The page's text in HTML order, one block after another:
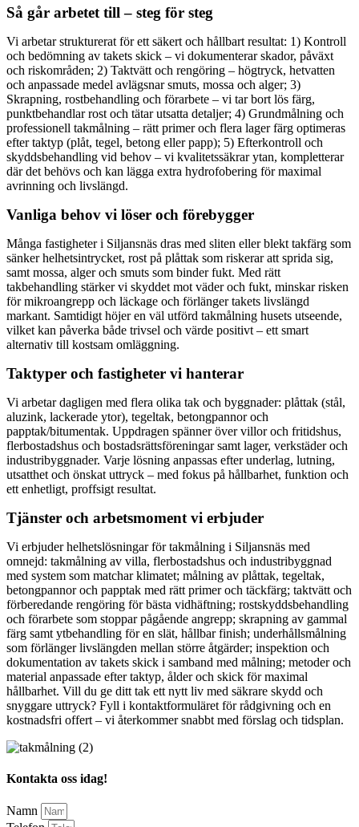
Så går arbetet till – steg för steg
Vi arbetar strukturerat för ett säkert och hållbart resultat: 1) Kontroll
och bedömning av takets skick – vi dokumenterar skador, påväxt
och riskområden; 2) Taktvätt och rengöring – högtryck, hetvatten
och anpassade medel avlägsnar smuts, mossa och alger; 3)
Skrapning, rostbehandling och förarbete – vi tar bort lös färg,
punktbehandlar rost och tätar utsatta detaljer; 4) Grundmålning och
professionell takmålning – rätt primer och flera lager färg optimeras
efter taktyp (plåt, tegel, betong eller papp); 5) Efterkontroll och
skyddsbehandling vid behov – vi kvalitetssäkrar ytan, kompletterar
där det behövs och kan lägga extra hydrofobering för maximal
avrinning och livslängd.
Vanliga behov vi löser och förebygger
Många fastigheter i Siljansnäs dras med sliten eller blekt takfärg som
sänker helhetsintrycket, rost på plåttak som riskerar att sprida sig,
samt mossa, alger och smuts som binder fukt. Med rätt
takbehandling stärker vi skyddet mot väder och fukt, minskar risken
för mikroangrepp och läckage och förlänger takets livslängd
markant. Samtidigt höjer en väl utförd takmålning husets utseende,
vilket kan påverka både trivsel och värde positivt – ett smart
alternativ till kostsam omläggning.
Taktyper och fastigheter vi hanterar
Vi arbetar dagligen med flera olika tak och byggnader: plåttak (stål,
aluzink, lackerade ytor), tegeltak, betongpannor och
papptak/bitumentak. Uppdragen spänner över villor och fritidshus,
flerbostadshus och bostadsrättsföreningar samt lager, verkstäder och
industribyggnader. Varje lösning anpassas efter underlag, lutning,
utsatthet och önskat uttryck – med fokus på hållbarhet, funktion och
ett enhetligt, proffsigt resultat.
Tjänster och arbetsmoment vi erbjuder
Vi erbjuder helhetslösningar för takmålning i Siljansnäs med
omnejd: takmålning av villa, flerbostadshus och industribyggnad
med system som matchar klimatet; målning av plåttak, tegeltak,
betongpannor och papptak med rätt primer och täckfärg; taktvätt och
förberedande rengöring för bästa vidhäftning; rostskyddsbehandling
och förarbete som stoppar pågående angrepp; skrapning av gammal
färg samt ytbehandling för en slät, hållbar finish; underhållsmålning
som förlänger livslängden mellan större åtgärder; inspektion och
dokumentation av takets skick i samband med målning; metoder och
material anpassade efter taktyp, ålder och skick för maximal
hållbarhet. Vill du ge ditt tak ett nytt liv med säkrare skydd och
snyggare uttryck? Fyll i kontaktformuläret för rådgivning och en
kostnadsfri offert – vi återkommer snabbt med förslag och tidsplan.
Kontakta oss idag!
Namn